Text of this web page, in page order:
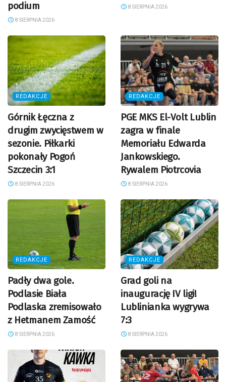
podium
8 SIERPNIA 2026
8 SIERPNIA 2026
REDAKCJE
Górnik Łęczna z
drugim zwycięstwem w
sezonie. Piłkarki
pokonały Pogoń
Szczecin 3:1
8 SIERPNIA 2026
REDAKCJE
PGE MKS El-Volt Lublin
zagra w finale
Memoriału Edwarda
Jankowskiego.
Rywalem Piotrcovia
8 SIERPNIA 2026
REDAKCJE
Padły dwa gole.
Podlasie Biała
Podlaska zremisowało
z Hetmanem Zamość
8 SIERPNIA 2026
REDAKCJE
Grad goli na
inaugurację IV ligi!
Lublinianka wygrywa
7:3
8 SIERPNIA 2026